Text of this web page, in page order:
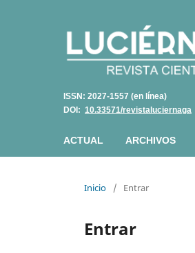
ISSN: 2027-1557 (en línea)
DOI: 10.33571/revistaluciernaga
ACTUAL ARCHIVOS
Inicio / Entrar
Entrar